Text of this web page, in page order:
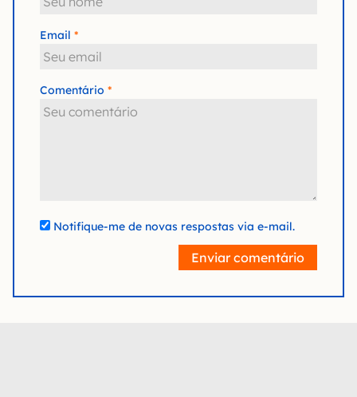
Email
Comentário
Notifique-me de novas respostas via e-mail.
Enviar comentário